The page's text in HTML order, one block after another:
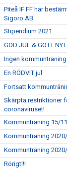
Piteå IF FF har
Sigoro AB
Stipendium 2021
GOD JUL & GOTT
Ingen
En RÖDVIT jul
Fortsatt
Skärpta restriktioner
coronaviruset!
Kommunträning 15/11
Kommunträning
Kommunträning
Rörigt!!!